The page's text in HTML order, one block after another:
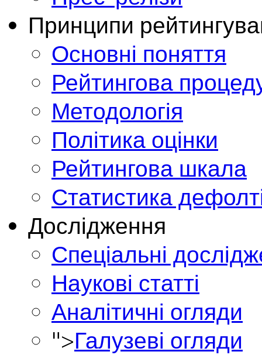
Принципи
Основні поняття
Рейтингова
Методологія
Політика оцінки
Рейтингова шкала
Статистика
Дослідження
Спеціальні
Наукові статті
Аналітичні огляди
">Галузеві огляди